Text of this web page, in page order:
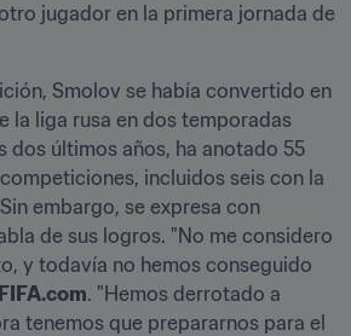
jugador en la primera jornada de
Smolov se había convertido en
la liga rusa en dos temporadas
dos últimos años, ha anotado 55
incluidos seis con la
embargo, se expresa con
de sus logros. "No me considero
y todavía no hemos conseguido
FIFA.com. "Hemos derrotado a
tenemos que prepararnos para el